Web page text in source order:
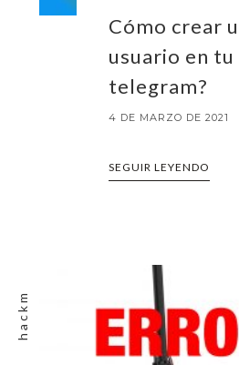
Cómo crear
usuario en
telegram?
4 DE MARZO DE 2021
SEGUIR LEYENDO
hackm